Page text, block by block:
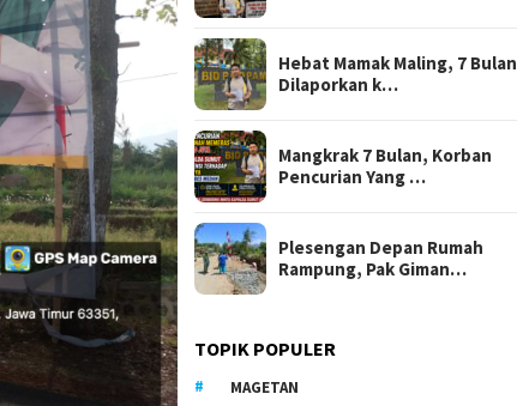
Hebat Mamak Maling, 7 Bulan
Dilaporkan k…
Mangkrak 7 Bulan, Korban
Pencurian Yang …
Plesengan Depan Rumah
Rampung, Pak Giman…
TOPIK POPULER
MAGETAN